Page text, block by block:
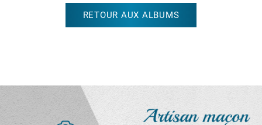
RETOUR AUX ALBUMS